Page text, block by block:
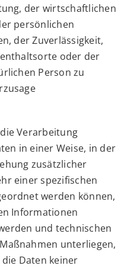
der wirtschaftlichen
persönlichen
der Zuverlässigkeit,
oder der
Person zu
Verarbeitung
in einer Weise, in der
zusätzlicher
einer spezifischen
werden können,
Informationen
und technischen
unterliegen,
Daten keiner